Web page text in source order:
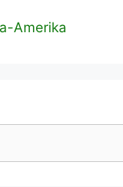
Amerika